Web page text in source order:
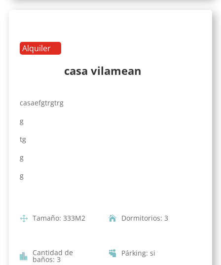
Alquiler
casa vilamean
casaefgtrgtrg
g
tg
g
g
Tamaño: 333M2 Dormitorios: 3
Cantidad de
baños: 3
Párking: si